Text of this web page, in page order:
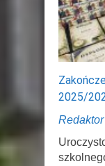
2025/